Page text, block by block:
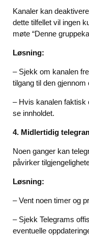
Kanaler kan
dette tilfellet vil ingen
møte “Denne
Løsning:
– Sjekk om kanalen
tilgang til den
– Hvis kanalen faktisk
se innholdet.
4. Midlertidig
Noen ganger kan
påvirker
Løsning:
– Vent noen timer og
– Sjekk Telegrams
eventuelle